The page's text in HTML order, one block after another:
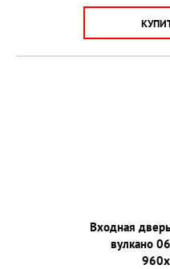
Входная
вулкано